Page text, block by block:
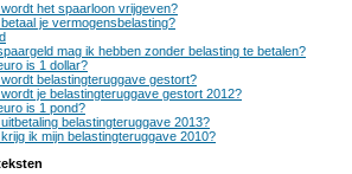
het spaarloon vrijgeven?
je vermogensbelasting?
mag ik hebben zonder belasting te betalen?
is 1 dollar?
belastingteruggave gestort?
je belastingteruggave gestort 2012?
is 1 pond?
belastingteruggave 2013?
ik mijn belastingteruggave 2010?